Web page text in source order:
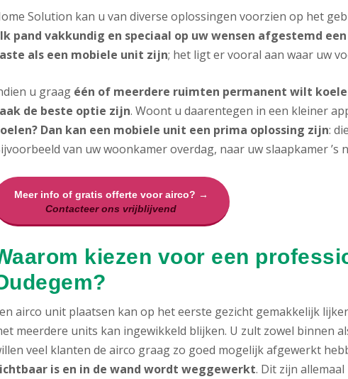
Solution kan u van diverse oplossingen voorzien op het
pand vakkundig en speciaal op uw wensen afgestemd
als een mobiele unit zijn; het ligt er vooral aan waar uw
u graag één of meerdere ruimten permanent wilt
de beste optie zijn. Woont u daarentegen in een kleiner
Dan kan een mobiele unit een prima oplossing zijn:
van uw woonkamer overdag, naar uw slaapkamer ’s
Meer info of gratis offerte voor airco? →
Contacteer ons vrijblijvend
kiezen voor een
airco unit plaatsen kan op het eerste gezicht gemakkelijk
meerdere units kan ingewikkeld blijken. U zult zowel binnen
veel klanten de airco graag zo goed mogelijk afgewerkt
is en in de wand wordt weggewerkt. Dit zijn